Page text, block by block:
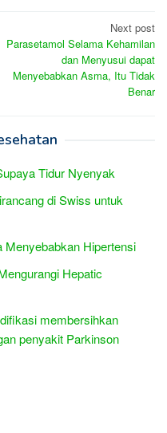
Next post
Parasetamol Selama Kehamilan
dan Menyusui dapat
Menyebabkan Asma, Itu Tidak
Benar
Tidur Nyenyak
di Swiss untuk
Menyebabkan Hipertensi
Hepatic
membersihkan
penyakit Parkinson